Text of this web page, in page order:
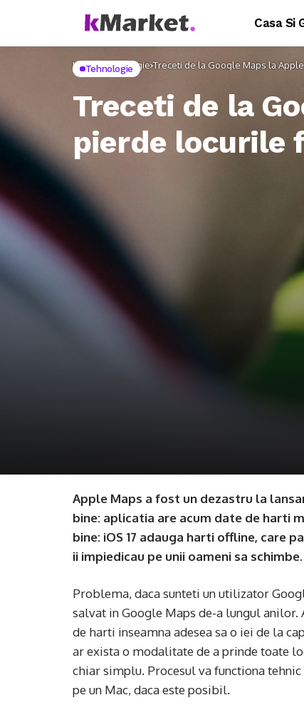
Casa Si
Home Tehnologie Treceti de la Google Maps la
Tehnologie
Treceti de la
pierde locurile
Apple Maps a fost un dezastru la
bine: aplicatia are acum date de harti
bine: iOS 17 adauga harti offline, care
ii impiedicau pe unii oameni sa schimbe.
Problema, daca sunteti un utilizator
salvat in Google Maps de-a lungul
de harti inseamna adesea sa o iei de la
ar exista o modalitate de a prinde toate
chiar simplu. Procesul va functiona
pe un Mac, daca este posibil.